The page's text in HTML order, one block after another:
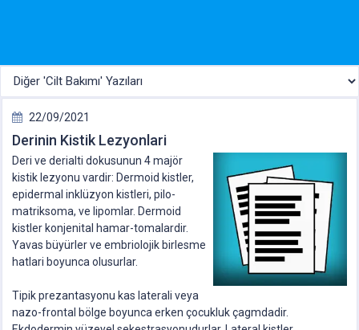
22/09/2021
Derinin Kistik Lezyonlari
Deri ve derialti dokusunun 4 majör
kistik lezyonu vardir: Dermoid kistler,
epidermal inklüzyon kistleri, pilo-
matriksoma, ve lipomlar. Dermoid
kistler konjenital hamar-tomalardir.
Yavas büyürler ve embriolojik birlesme
hatlari boyunca olusurlar.
Tipik prezantasyonu kas laterali veya
nazo-frontal bölge boyunca erken çocukluk çagmdadir.